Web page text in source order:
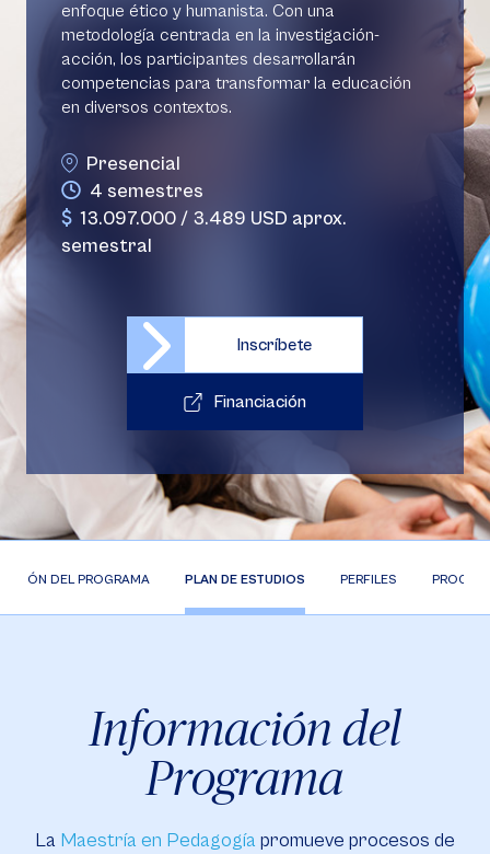
enfoque ético y humanista. Con una
metodología centrada en la investigación-
acción, los participantes desarrollarán
competencias para transformar la educación
en diversos contextos.
4 semestres
Presencial
13.097.000 / 3.489 USD aprox.
semestral
Inscríbete
Financiación
DEL PROGRAMA PLAN DE ESTUDIOS PERFILES
Información del
Programa
La Maestría en Pedagogía promueve procesos de